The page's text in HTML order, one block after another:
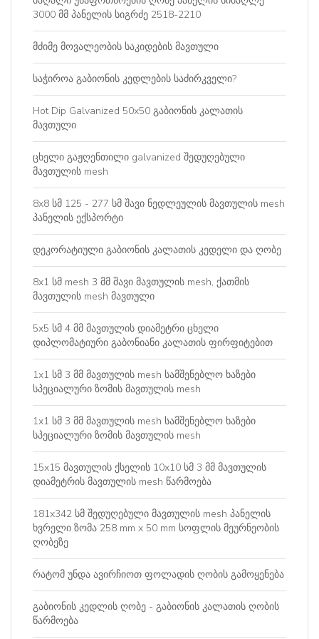
3000 მმ პანელის სიგრძე 2518-2210
მძიმე მოვალეობის საკიდების მავთული
საჭიროა გაბიონის კედლების საძირკველი?
Hot Dip Galvanized 50x50 გაბიონის კალათის
მავთული
ცხელი გაჟღენთილი galvanized შედუღებული
მავთულის mesh
8x8 სმ 125 - 277 სმ შავი ნედლეულის მავთულის mesh
პანელის ექსპორტი
დეკორატიული გაბიონის კალათის კედელი და ღობე
8x1 სმ mesh 3 მმ შავი მავთულის mesh, ქათმის
მავთულის mesh მავთული
5x5 სმ 4 მმ მავთულის დიამეტრი ცხელი
დიპლომატიური გაბონიანი კალათის ფირფიტებით
1x1 სმ 3 მმ მავთულის mesh სამშენებლო ხაზები
სპეციალური ზომის მავთულის mesh
1x1 სმ 3 მმ მავთულის mesh სამშენებლო ხაზები
სპეციალური ზომის მავთულის mesh
15x15 მავთულის ქსელის 10x10 სმ 3 მმ მავთულის
დიამეტრის მავთულის mesh წარმოება
181x342 სმ შედუღებული მავთულის mesh პანელის
ხვრელი ზომა 258 mm x 50 mm სოფლის მეურნეობის
ღობეზე
რატომ უნდა ავირჩიოთ ფოლადის ღობის გამოყენება
გაბიონის კედლის ღობე - გაბიონის კალათის ღობის
წარმოება